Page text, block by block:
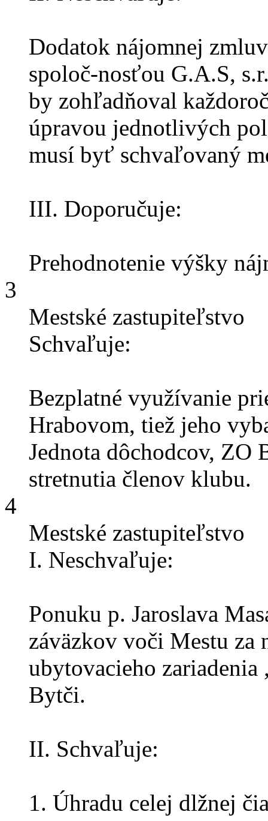
Dodatok nájomnej
spoloč-nosťou G.A.S,
by zohľadňoval
úpravou jednotlivých
musí byť schvaľovaný
III. Doporučuje:
Prehodnotenie výšky
3
Mestské zastupiteľstvo
Schvaľuje:
Bezplatné využívanie
Hrabovom, tiež jeho
Jednota dôchodcov, ZO
stretnutia členov klubu.
4
Mestské zastupiteľstvo
I. Neschvaľuje:
Ponuku p. Jaroslava
záväzkov voči Mestu za
ubytovacieho
Bytči.
II. Schvaľuje:
1. Úhradu celej dlžnej